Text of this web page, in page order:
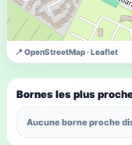
📍 OpenStreetMap · Leaflet
Bornes les plus
Aucune borne proche